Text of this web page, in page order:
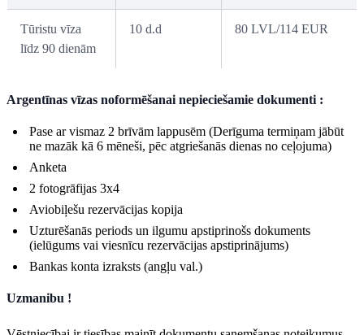
Tūristu vīza
līdz 90 dienām
10 d.d 80 LVL/114 EUR
Argentīnas vīzas noformēšanai nepieciešamie dokumenti :
Pase ar vismaz 2 brīvām lappusēm (Derīguma termiņam jābūt
ne mazāk kā 6 mēneši, pēc atgriešanās dienas no ceļojuma)
Anketa
2 fotogrāfijas 3x4
Aviobiļešu rezervācijas kopija
Uzturēšanās periods un ilgumu apstiprinošs dokuments
(ielūgums vai viesnīcu rezervācijas apstiprinājums)
Bankas konta izraksts (angļu val.)
Uzmanibu !